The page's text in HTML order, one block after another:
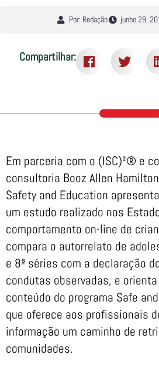
Por: Redação junho 29,
Compartilhar:
Em parceria com o (ISC)²® e
consultoria Booz Allen
Safety and Education
um estudo realizado nos
comportamento on-line de
compara o autorrelato de
e 8ª séries com a declaração
condutas observadas, e
conteúdo do programa Safe
que oferece aos profissionais
informação um caminho de
comunidades.